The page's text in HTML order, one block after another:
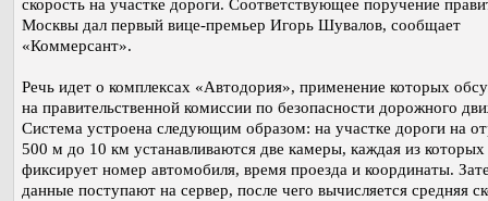
скорость на участке дороги. Соответствующее поручение
Москвы дал первый вице-премьер Игорь Шувалов, сообщает
«Коммерсант».
Речь идет о комплексах «Автодория», применение которых
на правительственной комиссии по безопасности дорожного
Система устроена следующим образом: на участке дороги на
500 м до 10 км устанавливаются две камеры, каждая из которых
фиксирует номер автомобиля, время проезда и координаты.
данные поступают на сервер, после чего вычисляется средняя